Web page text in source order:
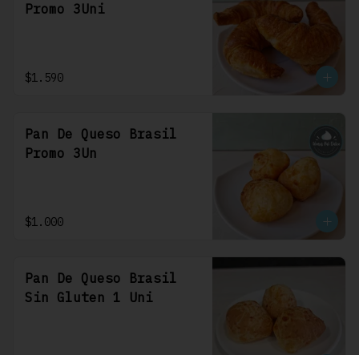
Promo 3Uni
$1.590
Pan De Queso Brasil
Promo 3Un
$1.000
Pan De Queso Brasil
Sin Gluten 1 Uni